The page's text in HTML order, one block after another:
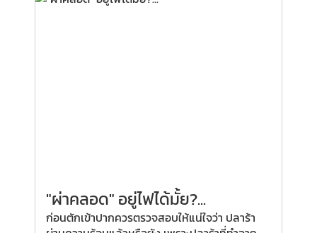
"ผ่าคลอด" อยู่ไฟได้มั้ย?...
ก่อนตักเข้าปากควรตรวจสอบให้แน่ใจว่า ปลาร้า